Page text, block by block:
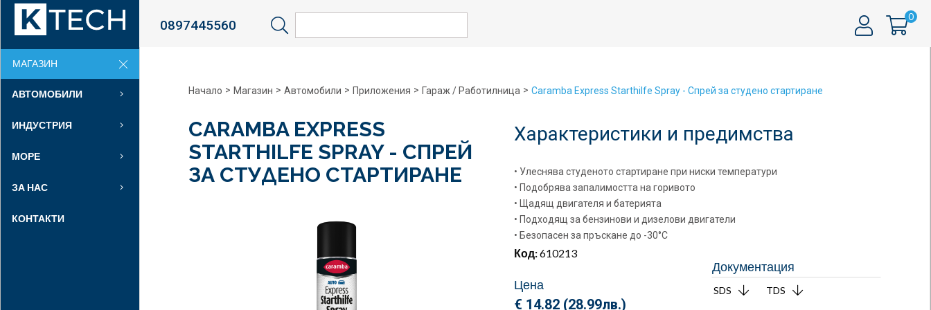
0897445560
0
МАГАЗИН
АВТОМОБИЛИ
ИНДУСТРИЯ
МОРЕ
ЗА НАС
КОНТАКТИ
Начало > Магазин > Автомобили > Приложения > Гараж / Работилница > Caramba Express Starthilfe Spray - Спрей за студено стартиране
CARAMBA EXPRESS
STARTHILFE SPRAY - СПРЕЙ
ЗА СТУДЕНО СТАРТИРАНЕ
Характеристики и предимства
• Улеснява студеното стартиране при ниски температури
• Подобрява запалимостта на горивото
• Щадящ двигателя и батерията
• Подходящ за бензинови и дизелови двигатели
• Безопасен за пръскане до -30°C
Документация
SDS TDS
Код:610213
Цена
€ 14.82 (28.99лв.)